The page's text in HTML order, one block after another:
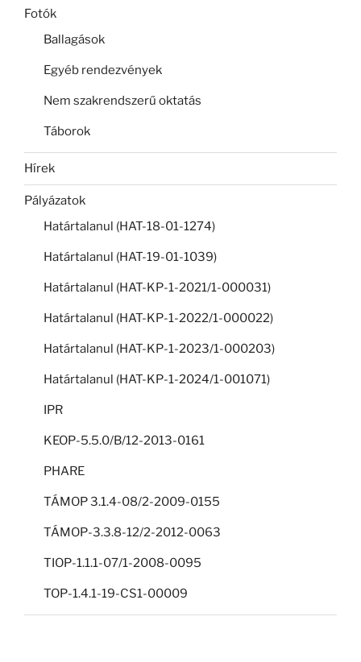
Fotók
Ballagások
Egyéb rendezvények
Nem szakrendszerű oktatás
Táborok
Hírek
Pályázatok
Határtalanul (HAT-18-01-1274)
Határtalanul (HAT-19-01-1039)
Határtalanul (HAT-KP-1-2021/1-000031)
Határtalanul (HAT-KP-1-2022/1-000022)
Határtalanul (HAT-KP-1-2023/1-000203)
Határtalanul (HAT-KP-1-2024/1-001071)
IPR
KEOP-5.5.0/B/12-2013-0161
PHARE
TÁMOP 3.1.4-08/2-2009-0155
TÁMOP-3.3.8-12/2-2012-0063
TIOP-1.1.1-07/1-2008-0095
TOP-1.4.1-19-CS1-00009